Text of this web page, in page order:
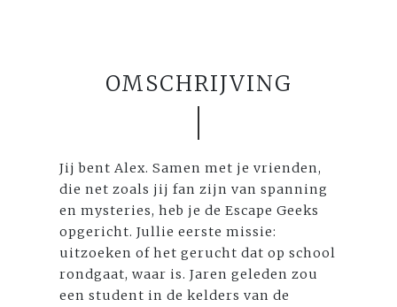
OMSCHRIJVING
Jij bent Alex. Samen met je vrienden,
die net zoals jij fan zijn van spanning
en mysteries, heb je de Escape Geeks
opgericht. Jullie eerste missie:
uitzoeken of het gerucht dat op school
rondgaat, waar is. Jaren geleden zou
een student in de kelders van de